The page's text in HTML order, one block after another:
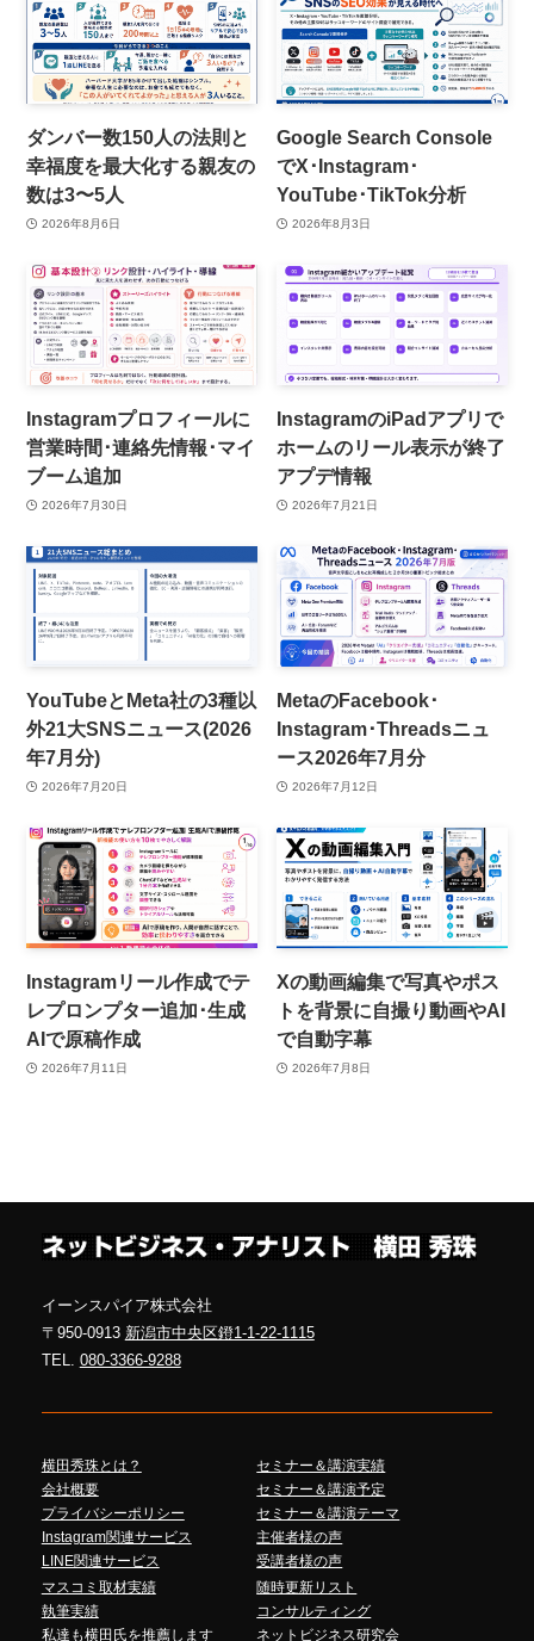
ダンバー数150人の法則と
幸福度を最大化する親友の
数は3〜5人
2026年8月6日
Google Search Console
でX･Instagram･
YouTube･TikTok分析
2026年8月3日
Instagramプロフィールに
営業時間･連絡先情報･マイ
ブーム追加
2026年7月30日
InstagramのiPadアプリで
ホームのリール表示が終了
アプデ情報
2026年7月21日
YouTubeとMeta社の3種以
外21大SNSニュース(2026
年7月分)
2026年7月20日
MetaのFacebook･
Instagram･Threadsニュ
ース2026年7月分
2026年7月12日
Instagramリール作成でテ
レプロンプター追加･生成
AIで原稿作成
2026年7月11日
Xの動画編集で写真やポス
トを背景に自撮り動画やAI
で自動字幕
2026年7月8日
イーンスパイア株式会社
〒950-0913 新潟市中央区鐙1-1-22-1115
TEL. 080-3366-9288
横田秀珠とは？
会社概要
プライバシーポリシー
Instagram関連サービス
LINE関連サービス
セミナー＆講演実績
セミナー＆講演予定
セミナー＆講演テーマ
主催者様の声
受講者様の声
マスコミ取材実績
執筆実績
私達も横田氏を推薦します
随時更新リスト
コンサルティング
ネットビジネス研究会